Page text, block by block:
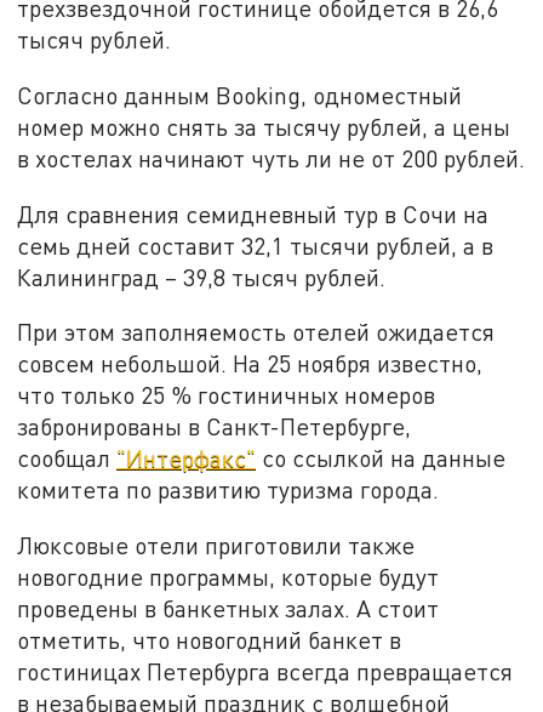
трехзвездочной гостинице обойдется в 26,6
тысяч рублей.
Согласно данным Boоking, одноместный
номер можно снять за тысячу рублей, а цены
в хостелах начинают чуть ли не от 200 рублей.
Для сравнения семидневный тур в Сочи на
семь дней составит 32,1 тысячи рублей, а в
Калининград – 39,8 тысяч рублей.
При этом заполняемость отелей ожидается
совсем небольшой. На 25 ноября известно,
что только 25 % гостиничных номеров
забронированы в Санкт-Петербурге,
сообщал "Интерфакс" со ссылкой на данные
комитета по развитию туризма города.
Люксовые отели приготовили также
новогодние программы, которые будут
проведены в банкетных залах. А стоит
отметить, что новогодний банкет в
гостиницах Петербурга всегда превращается
в незабываемый праздник с волшебной